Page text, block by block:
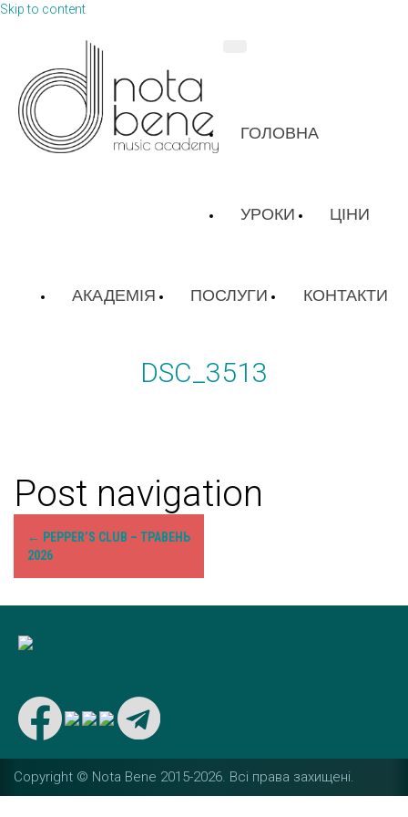
Skip to content
ГОЛОВНА
УРОКИ ЦІНИ
АКАДЕМІЯ ПОСЛУГИ КОНТАКТИ
DSC_3513
Post navigation
← PEPPER’S CLUB – ТРАВЕНЬ
2026
Copyright © Nota Bene 2015-2026. Вcі права захищені.